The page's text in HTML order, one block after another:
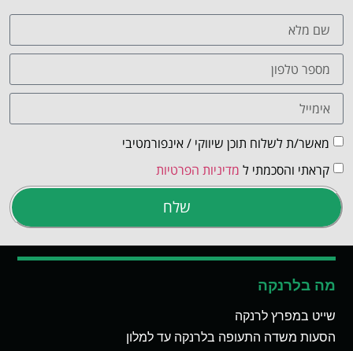
מאשר/ת לשלוח תוכן שיווקי / אינפורמטיבי
קראתי והסכמתי ל מדיניות הפרטיות
שלח
מה בלרנקה
שייט במפרץ לרנקה
הסעות משדה התעופה בלרנקה עד למלון